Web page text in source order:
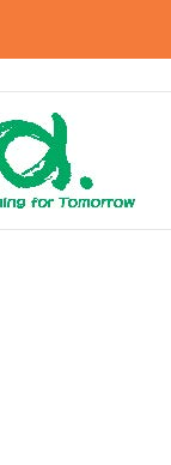
中できる環境